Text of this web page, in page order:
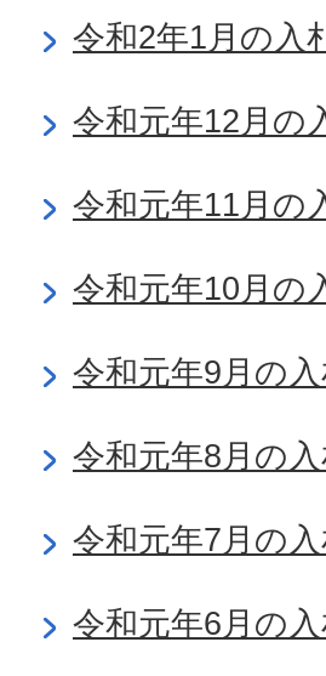
令和2年1月の入
令和元年12月の
令和元年11月の
令和元年10月の
令和元年9月の
令和元年8月の
令和元年7月の
令和元年6月の